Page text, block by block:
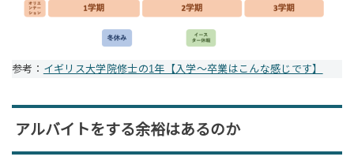
参考： イギリス大学院修士の1年【入学〜卒業はこんな感じです】
アルバイトをする余裕はあるのか